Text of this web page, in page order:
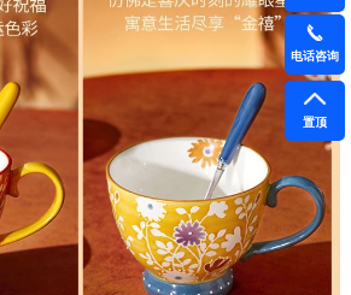
电话咨询
置顶